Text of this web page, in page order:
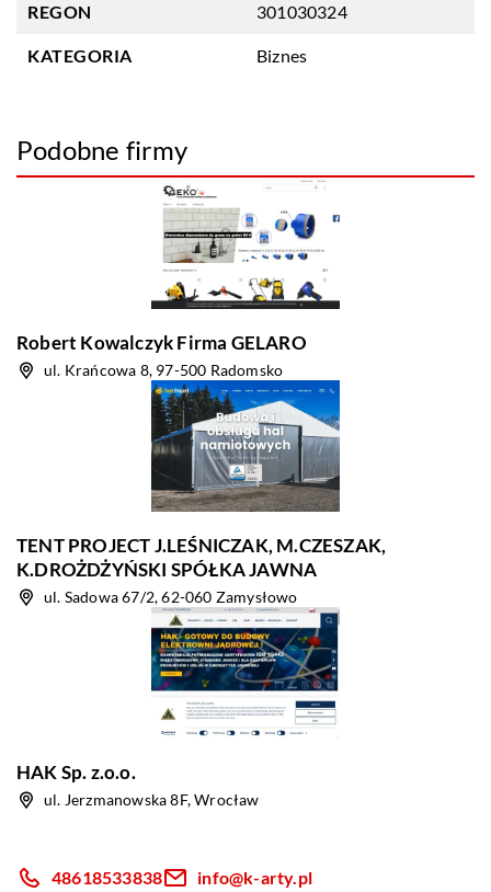
REGON 301030324
KATEGORIA Biznes
Podobne firmy
Robert Kowalczyk Firma GELARO
ul. Krańcowa 8, 97-500 Radomsko
TENT PROJECT J.LEŚNICZAK, M.CZESZAK,
K.DROŻDŻYŃSKI SPÓŁKA JAWNA
ul. Sadowa 67/2, 62-060 Zamysłowo
HAK Sp. z.o.o.
ul. Jerzmanowska 8F, Wrocław
48618533838
info@k-arty.pl